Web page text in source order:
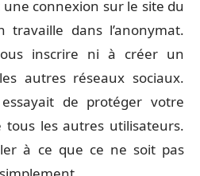
connexion sur le site du
travaille dans l’anonymat.
inscrire ni à créer un
autres réseaux sociaux.
essayait de protéger votre
tous les autres utilisateurs.
à ce que ce ne soit pas